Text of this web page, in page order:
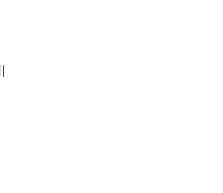
|